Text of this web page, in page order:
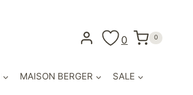
0 0
MAISON BERGER SALE